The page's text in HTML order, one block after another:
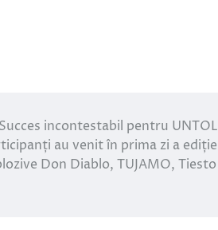
Succes incontestabil pentru
au venit în prima zi a
Don Diablo, TUJAMO,